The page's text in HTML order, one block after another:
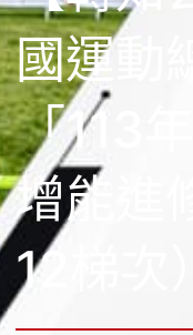
國運動
「113
增能進
12梯次